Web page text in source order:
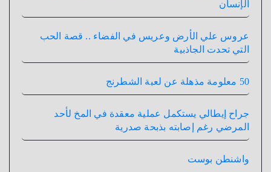
الإنسان
عروس علي الأرض وعريس في الفضاء .. قصة الحب
التي تحدت الجاذبية
50 معلومة مذهلة عن لعبة الشطرنج
جراح إيطالي يستكمل عملية معقدة في المخ لأحد
المرضي رغم إصابته بذبحة صدرية
واشنطن بوست